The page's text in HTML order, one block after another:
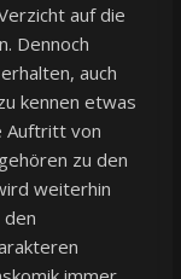
auf die
Dennoch
auch
kennen etwas
Auftritt von
zu den
weiterhin